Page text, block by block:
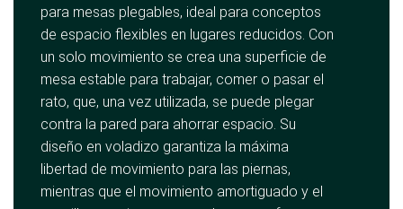
para mesas plegables, ideal para conceptos
de espacio flexibles en lugares reducidos. Con
un solo movimiento se crea una superficie de
mesa estable para trabajar, comer o pasar el
rato, que, una vez utilizada, se puede plegar
contra la pared para ahorrar espacio. Su
diseño en voladizo garantiza la máxima
libertad de movimiento para las piernas,
mientras que el movimiento amortiguado y el